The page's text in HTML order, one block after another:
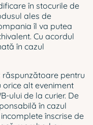
în stocurile de
ales de
îl va putea
Cu acordul
în cazul
răspunzătoare pentru
orice alt eveniment
ului de la curier. De
în cazul
înscrise de